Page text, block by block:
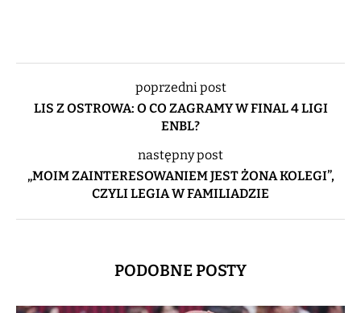
poprzedni post
LIS Z OSTROWA: O CO ZAGRAMY W FINAL 4 LIGI
ENBL?
następny post
„MOIM ZAINTERESOWANIEM JEST ŻONA KOLEGI”,
CZYLI LEGIA W FAMILIADZIE
PODOBNE POSTY